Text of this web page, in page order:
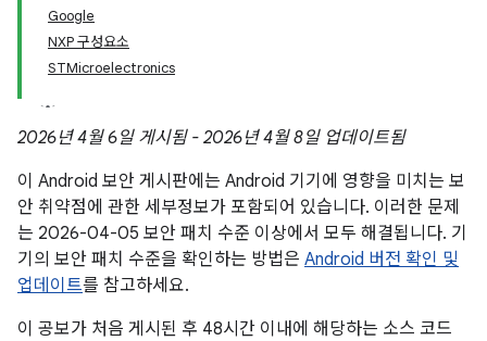
Google
NXP 구성요소
STMicroelectronics
2026년 4월 6일 게시됨 - 2026년 4월 8일 업데이트됨
이 Android 보안 게시판에는 Android 기기에 영향을 미치는 보
안 취약점에 관한 세부정보가 포함되어 있습니다. 이러한 문제
는 2026-04-05 보안 패치 수준 이상에서 모두 해결됩니다. 기
기의 보안 패치 수준을 확인하는 방법은 Android 버전 확인 및
업데이트를 참고하세요.
이 공보가 처음 게시된 후 48시간 이내에 해당하는 소스 코드